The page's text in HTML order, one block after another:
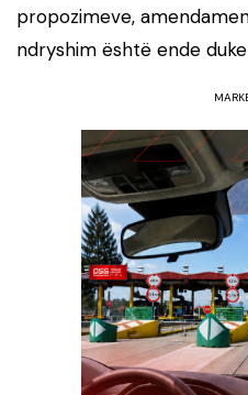
propozimeve,
ndryshim është ende duke